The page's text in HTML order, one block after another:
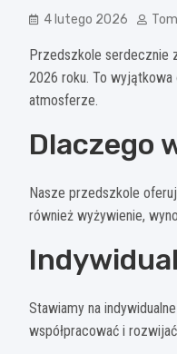
4 lutego 2026
Przedszkole serdecznie
2026 roku. To wyjątkowa
atmosferze.
Dlaczego
Nasze przedszkole
również wyżywienie,
Stawiamy na
współpracować i